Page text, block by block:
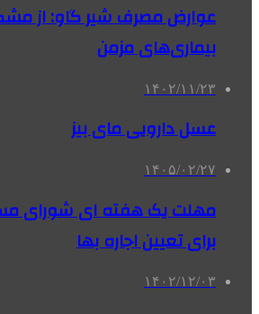
عوارض مصرف شیر گاو: از
بیماری‌های مزمن
۱۴۰۲/۱۱/۲۳
عسل دارویی مای بیز
۱۴۰۵/۰۲/۲۷
مهلت یک هفته ای شورای
برای تعیین اجاره بها
۱۴۰۲/۱۲/۰۳